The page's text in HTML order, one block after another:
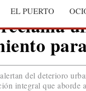
EL PUERTO
del deterioro
integral que aborde